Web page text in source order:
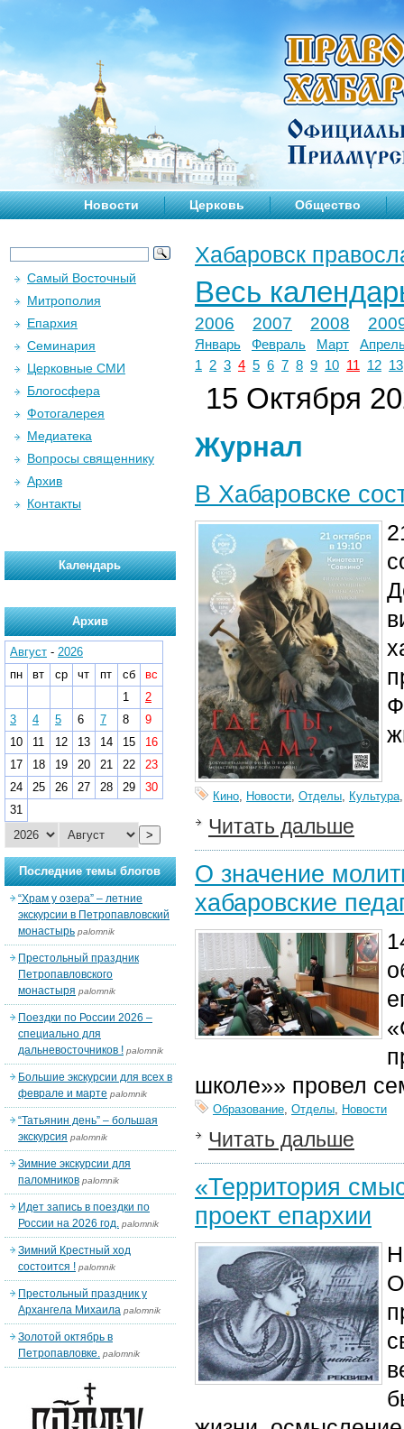
Новости Церковь Общество
Хабаровск
Весь
2006 2007 2008
Январь Февраль Март
1
2 3 4 5 6 7 8 9 10 11 12 13
15 Октября
Журнал
В Хабаровске
Кино, Новости, Отделы, Культура
Читать дальше
О значение
хабаровские
школе»» провел
Образование, Отделы, Новости
Читать дальше
«Территория
проект епархии
Самый Восточный
Митрополия
Епархия
Семинария
Церковные СМИ
Блогосфера
Фотогалерея
Медиатека
Вопросы священнику
Архив
Контакты
Календарь
Архив
Август - 2026
пн
вт ср чт пт сб
вс
1
2
3
4 5 6 7 8
9
10
11 12 13 14 15
16
17
18 19 20 21 22
23
24
25 26 27 28 29
30
31
>
Последние темы блогов
“Храм у озера” – летние
экскурсии в Петропавловский
монастырь palomnik
Престольный праздник
Петропавловского
монастыря palomnik
Поездки по России 2026 –
специально для
дальневосточников ! palomnik
Большие экскурсии для всех в
феврале и марте palomnik
“Татьянин день” – большая
экскурсия palomnik
Зимние экскурсии для
паломников palomnik
Идет запись в поездки по
России на 2026 год. palomnik
Зимний Крестный ход
состоится ! palomnik
Престольный праздник у
Архангела Михаила palomnik
Золотой октябрь в
Петропавловке. palomnik